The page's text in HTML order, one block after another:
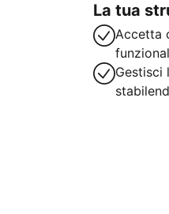
La tua
Accetta
Gestisci